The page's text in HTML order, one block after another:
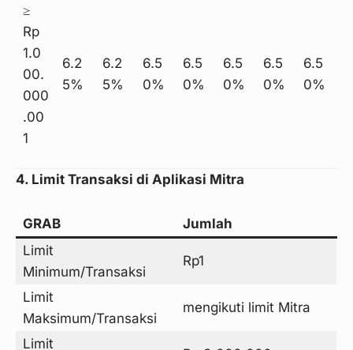
≥
Rp
1.0
00.
000
.00
1
6.2
5%
6.2
5%
6.5
0%
6.5
0%
6.5
0%
6.5
0%
6.5
0%
4. Limit Transaksi di Aplikasi Mitra
GRAB
Jumlah
Limit
Minimum/Transaksi
Rp1
Limit
Maksimum/Transaksi
mengikuti limit Mitra
Limit